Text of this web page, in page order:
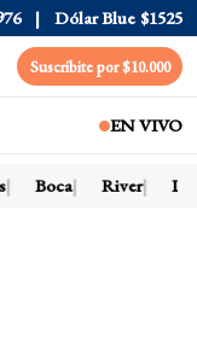
Dólar Blue $1525
Suscribite por $10.000
EN VIVO
Boca River